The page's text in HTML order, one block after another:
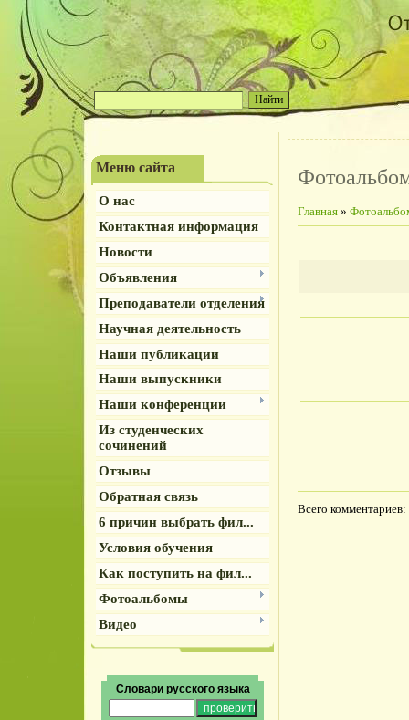
Меню сайта
О нас
Контактная информация
Новости
Объявления
Преподаватели отделения
Научная деятельность
Наши публикации
Наши выпускники
Наши конференции
Из студенческих
сочинений
Отзывы
Обратная связь
6 причин выбрать фил...
Условия обучения
Как поступить на фил...
Фотоальбомы
Видео
Словари русского языка
Главная »
Всего комментариев: